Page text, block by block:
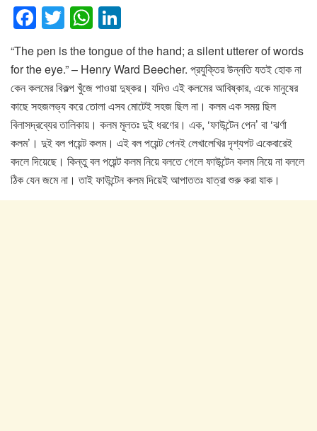
F
a
c
e
b
o
o
k
T
wi
tt
er
W
h
at
s
A
p
p
n
k
e
dI
n
“The pen is the tongue of the hand; a silent utterer of words
for the eye.” – Henry Ward Beecher. প্রযুক্তির উন্নতি যতই হোক না
কেন কলমের বিকল্প খুঁজে পাওয়া দুষ্কর। যদিও এই কলমের আবিষ্কার, একে মানুষের
কাছে সহজলভ্য করে তোলা এসব মোটেই সহজ ছিল না। কলম এক সময় ছিল
বিলাসদ্রব্যের তালিকায়। কলম মূলতঃ দুই ধরণের। এক, ‘ফাউন্টেন পেন’ বা ‘ঝর্ণা
কলম’। দুই বল পয়েন্ট কলম। এই বল পয়েন্ট পেনই লেখালেখির দৃশ্যপট একেবারেই
বদলে দিয়েছে। কিন্তু বল পয়েন্ট কলম নিয়ে বলতে গেলে ফাউন্টেন কলম নিয়ে না বললে
ঠিক যেন জমে না। তাই ফাউন্টেন কলম দিয়েই আপাততঃ যাত্রা শুরু করা যাক।